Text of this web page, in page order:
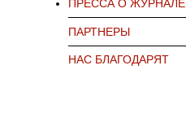
ПРЕССА О ЖУРНАЛЕ
ПАРТНЕРЫ
НАС БЛАГОДАРЯТ